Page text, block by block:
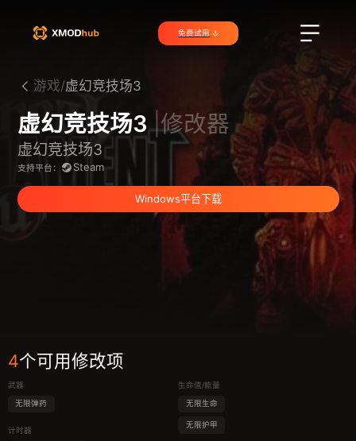
免费试用
游戏/虚幻竞技场3
虚幻竞技场3 |修改器
虚幻竞技场3
支持平台： Steam
Windows平台下载
4个可用修改项
武器
无限弹药
计时器
生命值/能量
无限生命
无限护甲